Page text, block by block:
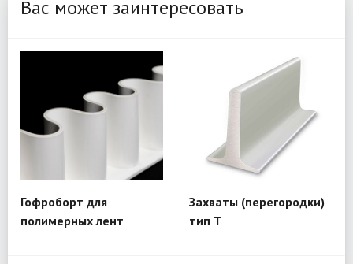
Вас может заинтересовать
Гофроборт для
полимерных лент
Захваты (перегородки)
тип Т